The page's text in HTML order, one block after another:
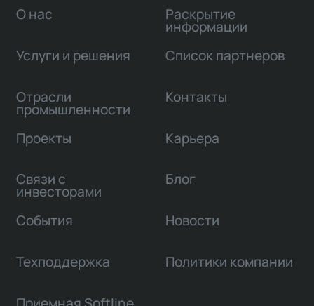
О нас
Услуги и решения
Отрасли
промышленности
Проекты
Связи с
инвесторами
Раскрытие
информации
Список партнеров
Контакты
Карьера
Блог
События Новости
Техподдержка Политики компании